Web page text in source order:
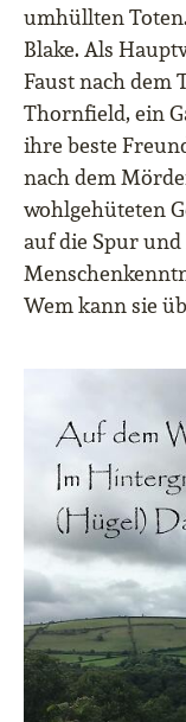
umhüllten
Blake. Als
Faust nach dem
Thornfield, ein
ihre beste
nach dem
wohlgehüteten
auf die Spur und
Wem kann sie